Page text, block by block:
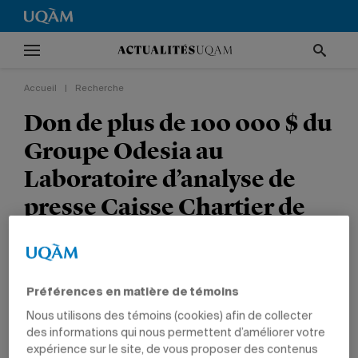
Accueil Recherche
Don de plus de 100 000 $ du
Groupe Odesia au
Laboratoire d’analyse de
presse Caisse Chartier de
Préférences en matière de témoins
Nous utilisons des témoins (cookies) afin de collecter
des informations qui nous permettent d’améliorer votre
expérience sur le site, de vous proposer des contenus